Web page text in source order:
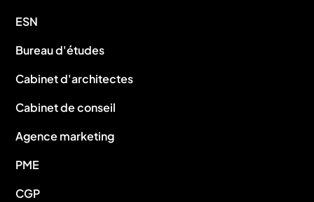
ESN
Bureau d'études
Cabinet d'architectes
Cabinet de conseil
Agence marketing
PME
CGP